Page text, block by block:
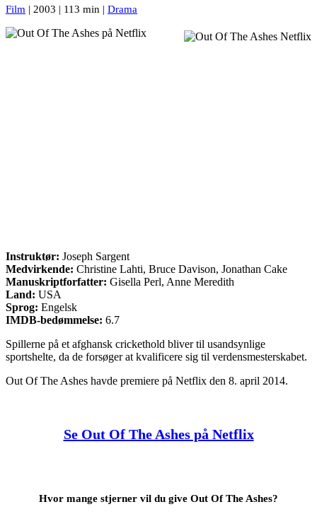
Film | 2003 | 113 min | Drama
Instruktør: Joseph Sargent
Medvirkende: Christine Lahti, Bruce Davison, Jonathan Cake
Manuskriptforfatter: Gisella Perl, Anne Meredith
Land: USA
Sprog: Engelsk
IMDB-bedømmelse: 6.7
Spillerne på et afghansk crickethold bliver til usandsynlige
sportshelte, da de forsøger at kvalificere sig til verdensmesterskabet.
Out Of The Ashes havde premiere på Netflix den 8. april 2014.
Se Out Of The Ashes på Netflix
Hvor mange stjerner vil du give Out Of The Ashes?